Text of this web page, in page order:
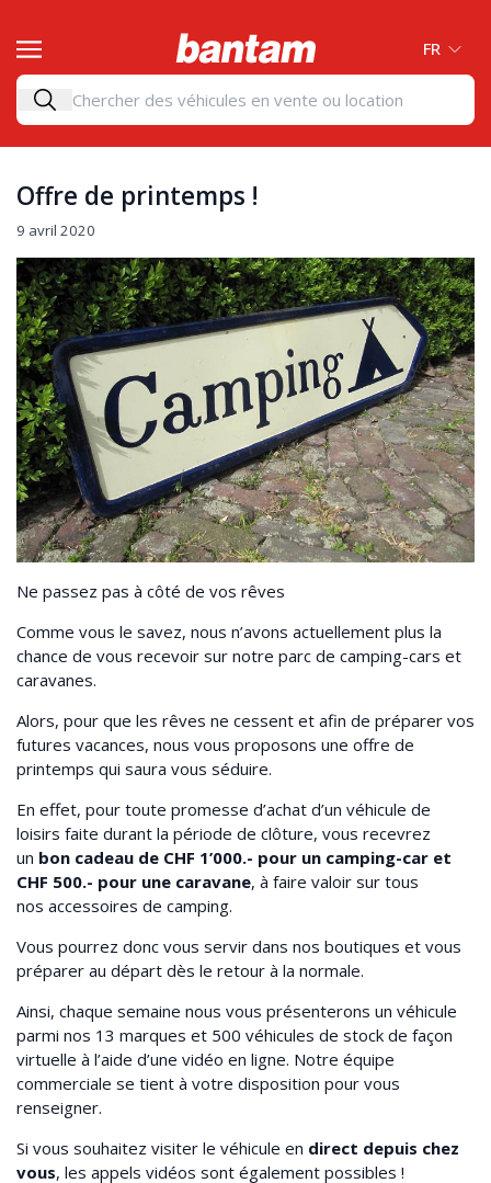
FR
Offre de printemps !
9 avril 2020
Ne passez pas à côté de vos rêves
Comme vous le savez, nous n’avons actuellement plus la
chance de vous recevoir sur notre parc de camping-cars et
caravanes.
Alors, pour que les rêves ne cessent et afin de préparer vos
futures vacances, nous vous proposons une offre de
printemps qui saura vous séduire.
En effet, pour toute promesse d’achat d’un véhicule de
loisirs faite durant la période de clôture, vous recevrez
un bon cadeau de CHF 1’000.- pour un camping-car et
CHF 500.- pour une caravane, à faire valoir sur tous
nos accessoires de camping.
Vous pourrez donc vous servir dans nos boutiques et vous
préparer au départ dès le retour à la normale.
Ainsi, chaque semaine nous vous présenterons un véhicule
parmi nos 13 marques et 500 véhicules de stock de façon
virtuelle à l’aide d’une vidéo en ligne. Notre équipe
commerciale se tient à votre disposition pour vous
renseigner.
Si vous souhaitez visiter le véhicule en direct depuis chez
vous, les appels vidéos sont également possibles !